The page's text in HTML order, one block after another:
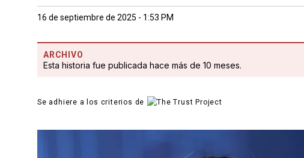
16 de septiembre de 2025 - 1:53 PM
ARCHIVO
Esta historia fue publicada hace más de 10 meses.
Se adhiere a los criterios de